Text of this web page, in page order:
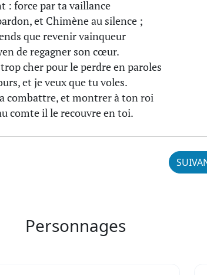
: force par ta vaillance
et Chimène au silence ;
que revenir vainqueur
de regagner son cœur.
cher pour le perdre en paroles
et je veux que tu voles.
combattre, et montrer à ton roi
comte il le recouvre en toi.
Personnages